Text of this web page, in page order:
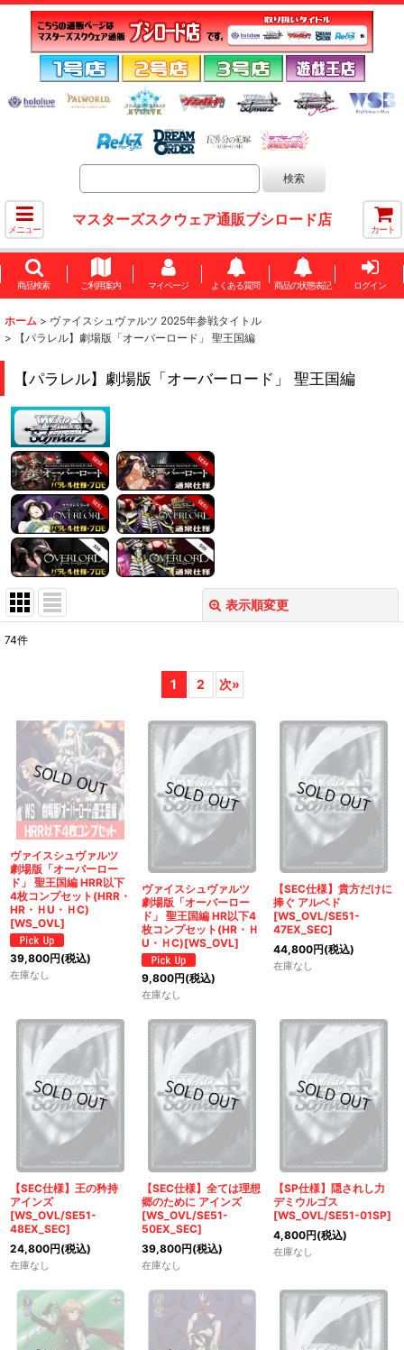
メニュー
マスターズスクウェア通販ブシロード店
カート
商品検索 ご利用案内 マイページ よくある質問 商品の状態表記 ログイン
ホーム > ヴァイスシュヴァルツ 2025年参戦タイトル
>
【パラレル】劇場版「オーバーロード」 聖王国編
【パラレル】劇場版「オーバーロード」 聖王国編
表示順変更
並び順:
絞り込む
74件
1 2 次»
ヴァイスシュヴァルツ
劇場版「オーバーロー
ド」 聖王国編 HRR以下
4枚コンプセット(HRR・
HR・ＨU・ＨC)
[WS_OVL]
39,800円(税込)
在庫なし
ヴァイスシュヴァルツ
劇場版「オーバーロー
ド」 聖王国編 HR以下4
枚コンプセット(HR・Ｈ
U・ＨC)[WS_OVL]
9,800円(税込)
在庫なし
【SEC仕様】貴方だけに
捧ぐ アルベド
[WS_OVL/SE51-
47EX_SEC]
44,800円(税込)
在庫なし
【SEC仕様】王の矜持
アインズ
[WS_OVL/SE51-
48EX_SEC]
24,800円(税込)
在庫なし
【SEC仕様】全ては理想
郷のために アインズ
[WS_OVL/SE51-
50EX_SEC]
39,800円(税込)
在庫なし
【SP仕様】隠されし力
デミウルゴス
[WS_OVL/SE51-01SP]
4,800円(税込)
在庫なし